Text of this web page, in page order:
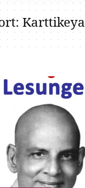
Karttikeya